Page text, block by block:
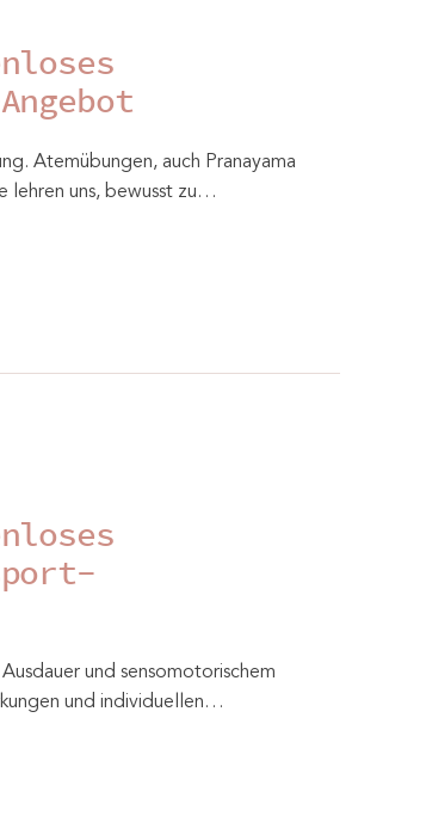
Angebot
Atemübungen, auch Pranayama
lehren uns, bewusst zu…
und sensomotorischem
und individuellen…